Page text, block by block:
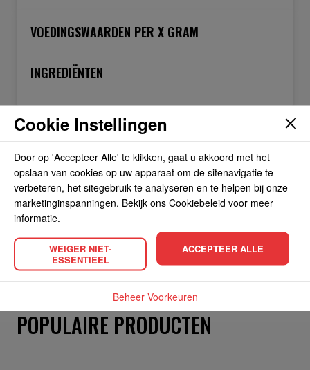
VOEDINGSWAARDEN PER X GRAM
INGREDIËNTEN
OVER DE FABRIKANT
ALLERGIEËN
OVERIGE INFORMATIE
POPULAIRE PRODUCTEN
Cookie Instellingen
Door op 'Accepteer Alle' te klikken, gaat u akkoord met het
opslaan van cookies op uw apparaat om de sitenavigatie te
verbeteren, het sitegebruik te analyseren en te helpen bij onze
marketinginspanningen. Bekijk ons Cookiebeleid voor meer
informatie.
WEIGER NIET-
ESSENTIEEL
ACCEPTEER ALLE
Beheer Voorkeuren